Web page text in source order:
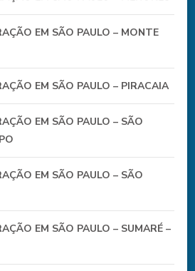
EM SÃO PAULO – MONTE
EM SÃO PAULO – PIRACAIA
EM SÃO PAULO – SÃO
EM SÃO PAULO – SÃO
EM SÃO PAULO – SUMARÉ –